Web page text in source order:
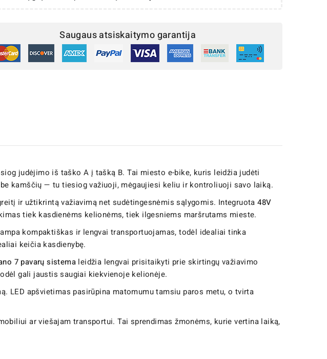
Saugaus atsiskaitymo garantija
judėjimo iš taško A į tašką B. Tai miesto e-bike, kuris leidžia judėti
kamščių — tu tiesiog važiuoji, mėgaujiesi keliu ir kontroliuoji savo laiką.
ir užtikrintą važiavimą net sudėtingesnėmis sąlygomis. Integruota48V
tiek kasdienėms kelionėms, tiek ilgesniems maršrutams mieste.
kompaktiškas ir lengvai transportuojamas, todėl idealiai tinka
keičia kasdienybę.
7 pavarų sistema leidžia lengvai prisitaikyti prie skirtingų važiavimo
gali jaustis saugiai kiekvienoje kelionėje.
LED apšvietimas pasirūpina matomumu tamsiu paros metu, o tvirta
ar viešajam transportui. Tai sprendimas žmonėms, kurie vertina laiką,